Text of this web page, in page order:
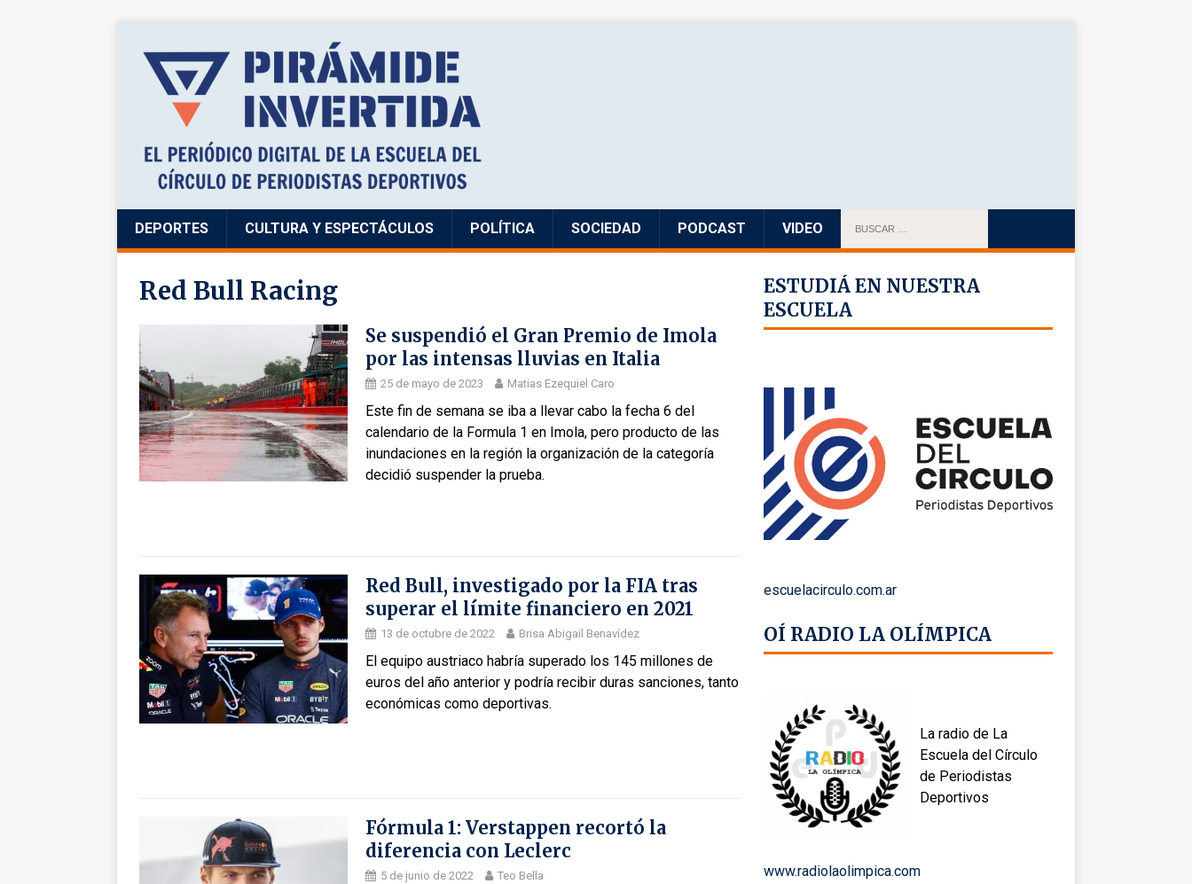
DEPORTES CULTURA Y ESPECTÁCULOS POLÍTICA SOCIEDAD PODCAST VIDEO
Red Bull Racing
Se suspendió el Gran Premio de Imola
por las intensas lluvias en Italia
25 de mayo de 2023 Matias Ezequiel Caro
Este fin de semana se iba a llevar cabo la fecha 6 del
calendario de la Formula 1 en Imola, pero producto de las
inundaciones en la región la organización de la categoría
decidió suspender la prueba.
Red Bull, investigado por la FIA tras
superar el límite financiero en 2021
13 de octubre de 2022 Brisa Abigail Benavídez
El equipo austriaco habría superado los 145 millones de
euros del año anterior y podría recibir duras sanciones, tanto
económicas como deportivas.
Fórmula 1: Verstappen recortó la
diferencia con Leclerc
5 de junio de 2022 Teo Bella
ESTUDIÁ EN NUESTRA
ESCUELA
escuelacirculo.com.ar
OÍ RADIO LA OLÍMPICA
La radio de La
Escuela del Círculo
de Periodistas
Deportivos
www.radiolaolimpica.com